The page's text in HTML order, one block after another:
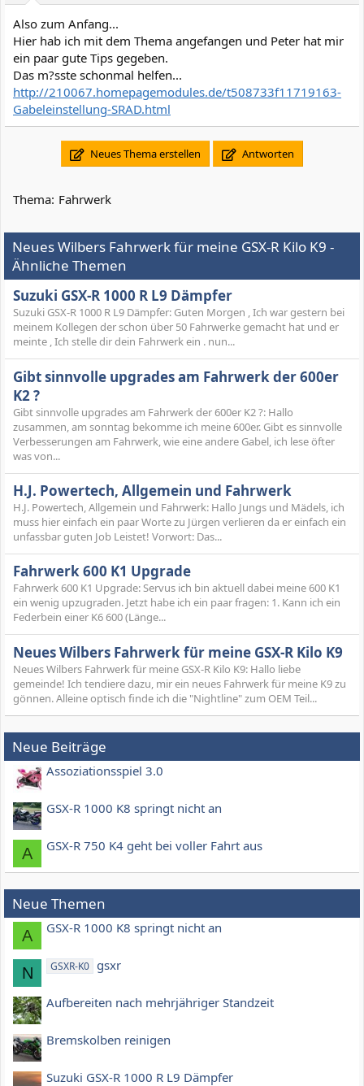
Also zum Anfang...
Hier hab ich mit dem Thema angefangen und Peter hat mir
ein paar gute Tips gegeben.
Das m?sste schonmal helfen...
http://210067.homepagemodules.de/t508733f11719163-
Gabeleinstellung-SRAD.html
Neues Thema erstellen Antworten
Thema: Fahrwerk
Neues Wilbers Fahrwerk für meine GSX-R Kilo K9 -
Ähnliche Themen
Suzuki GSX-R 1000 R L9 Dämpfer
Suzuki GSX-R 1000 R L9 Dämpfer: Guten Morgen , Ich war gestern bei
meinem Kollegen der schon über 50 Fahrwerke gemacht hat und er
meinte , Ich stelle dir dein Fahrwerk ein . nun...
Gibt sinnvolle upgrades am Fahrwerk der 600er
K2 ?
Gibt sinnvolle upgrades am Fahrwerk der 600er K2 ?: Hallo
zusammen, am sonntag bekomme ich meine 600er. Gibt es sinnvolle
Verbesserungen am Fahrwerk, wie eine andere Gabel, ich lese öfter
was von...
H.J. Powertech, Allgemein und Fahrwerk
H.J. Powertech, Allgemein und Fahrwerk: Hallo Jungs und Mädels, ich
muss hier einfach ein paar Worte zu Jürgen verlieren da er einfach ein
unfassbar guten Job Leistet! Vorwort: Das...
Fahrwerk 600 K1 Upgrade
Fahrwerk 600 K1 Upgrade: Servus ich bin aktuell dabei meine 600 K1
ein wenig upzugraden. Jetzt habe ich ein paar fragen: 1. Kann ich ein
Federbein einer K6 600 (Länge...
Neues Wilbers Fahrwerk für meine GSX-R Kilo K9
Neues Wilbers Fahrwerk für meine GSX-R Kilo K9: Hallo liebe
gemeinde! Ich tendiere dazu, mir ein neues Fahrwerk für meine K9 zu
gönnen. Alleine optisch finde ich die "Nightline" zum OEM Teil...
Neue Beiträge
Assoziationsspiel 3.0
GSX-R 1000 K8 springt nicht an
A GSX-R 750 K4 geht bei voller Fahrt aus
Neue Themen
A GSX-R 1000 K8 springt nicht an
N GSXR-K0 gsxr
Aufbereiten nach mehrjähriger Standzeit
Bremskolben reinigen
Suzuki GSX-R 1000 R L9 Dämpfer